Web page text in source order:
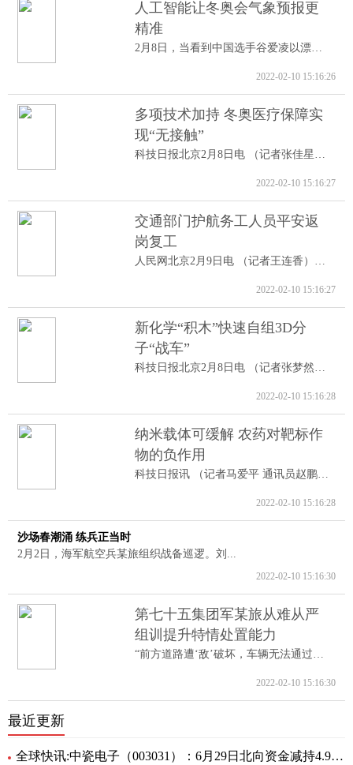
人工智能让冬奥会气象预报更
精准
2月8日，当看到中国选手谷爱凌以漂亮的高...
2022-02-10 15:16:26
多项技术加持 冬奥医疗保障实
现“无接触”
科技日报北京2月8日电 （记者张佳星）记...
2022-02-10 15:16:27
交通部门护航务工人员平安返
岗复工
人民网北京2月9日电 （记者王连香）记者...
2022-02-10 15:16:27
新化学“积木”快速自组3D分
子“战车”
科技日报北京2月8日电 （记者张梦然）据...
2022-02-10 15:16:28
纳米载体可缓解 农药对靶标作
物的负作用
科技日报讯 （记者马爱平 通讯员赵鹏跃...
2022-02-10 15:16:28
沙场春潮涌 练兵正当时
2月2日，海军航空兵某旅组织战备巡逻。刘...
2022-02-10 15:16:30
第七十五集团军某旅从难从严
组训提升特情处置能力
“前方道路遭‘敌’破坏，车辆无法通过。...
2022-02-10 15:16:30
最近更新
全球快讯:中瓷电子（003031）：6月29日北向资金减持4.95万股